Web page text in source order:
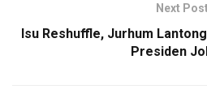
Next
Isu Reshuffle, Jurhum
Presiden